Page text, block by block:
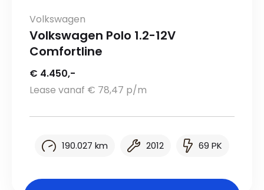
Volkswagen
Volkswagen Polo 1.2-12V
Comfortline
€ 4.450,-
Lease vanaf € 78,47 p/m
190.027 km 2012 69 PK